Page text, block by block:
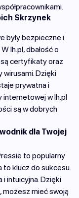
Skrzynek
były bezpieczne i
lh.pl, dbałość o
certyfikaty oraz
Dzięki
prywatna i
internetowej w lh.pl
są w dobrych
dla Twojej
to popularny
to klucz do sukcesu.
i intuicyjna. Dzięki
możesz mieć swoją